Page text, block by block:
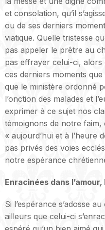
et consolation, qu’il
ou de ses derniers
viatique. Quelle tristesse
pas appeler le prêtre au
pas effrayer celui-ci, alors
ces derniers moments
que le ministère ordonné
l’onction des malades et
exprimer à ce sujet nos
témoignons de notre faim,
« aujourd’hui et à l’heure
pas privés des voies
notre espérance
Enracinées dans
Si l’espérance s’adosse
ailleurs que celui-ci